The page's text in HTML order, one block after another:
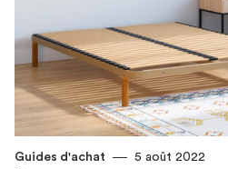
Guides d'achat 5 août 2022